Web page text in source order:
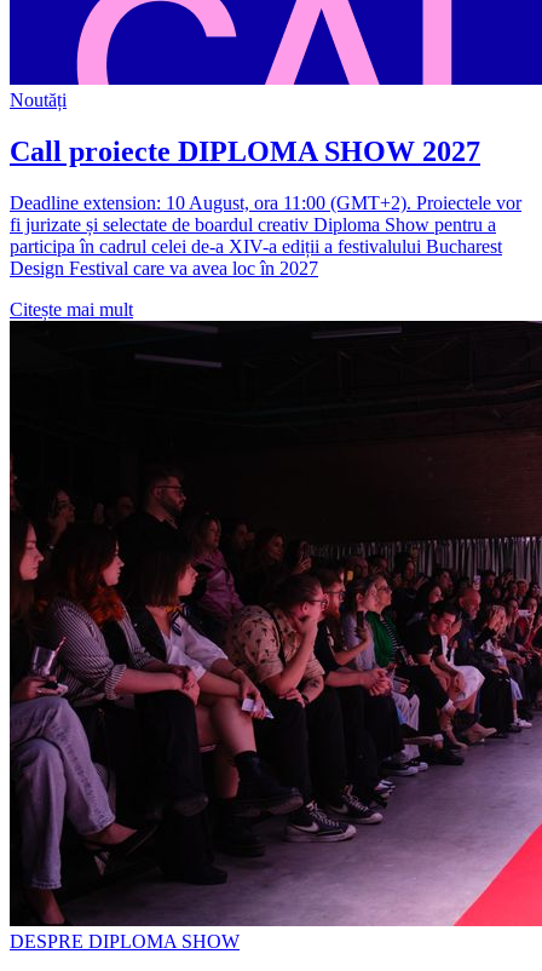
Noutăți
Call proiecte DIPLOMA SHOW 2027
Deadline extension: 10 August, ora 11:00 (GMT+2). Proiectele vor
fi jurizate și selectate de boardul creativ Diploma Show pentru a
participa în cadrul celei de-a XIV-a ediții a festivalului Bucharest
Design Festival care va avea loc în 2027
Citește mai mult
DESPRE DIPLOMA SHOW